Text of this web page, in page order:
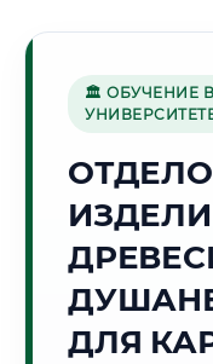
промышленность"
🏛 ОБУЧЕНИЕ
ДЛЯ